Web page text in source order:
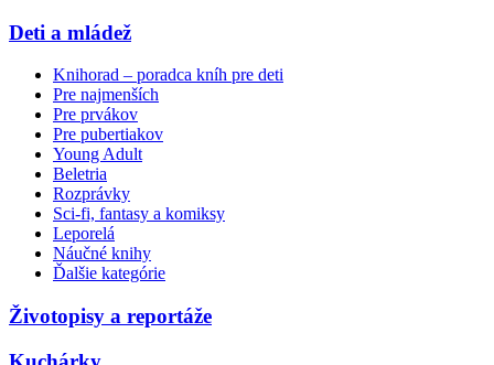
Deti a mládež
Knihorad – poradca kníh pre deti
Pre najmenších
Pre prvákov
Pre pubertiakov
Young Adult
Beletria
Rozprávky
Sci-fi, fantasy a komiksy
Leporelá
Náučné knihy
Ďalšie kategórie
Životopisy a reportáže